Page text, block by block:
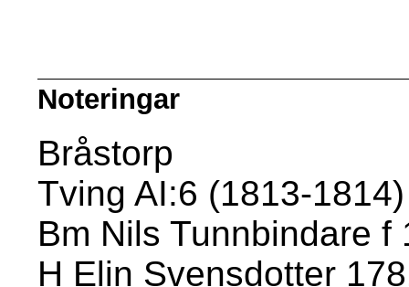
Noteringar
Bråstorp
Tving AI:6 (1813-
Bm Nils Tunnbindare f
H Elin Svensdotter